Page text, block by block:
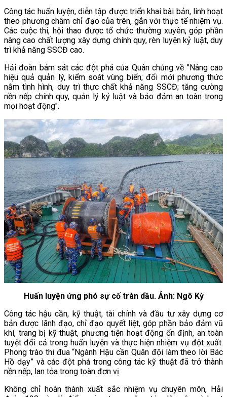
Công tác huấn luyện, diễn tập được triển khai bài bản, linh hoạt
theo phương châm chỉ đạo của trên, gắn với thực tế nhiệm vụ.
Các cuộc thi, hội thao được tổ chức thường xuyên, góp phần
nâng cao chất lượng xây dựng chính quy, rèn luyện kỷ luật, duy
trì khả năng SSCĐ cao.
Hải đoàn bám sát các đột phá của Quân chủng về "Nâng cao
hiệu quả quản lý, kiểm soát vùng biển; đổi mới phương thức
nắm tình hình, duy trì thực chất khả năng SSCĐ; tăng cường
nền nếp chính quy, quản lý kỷ luật và bảo đảm an toàn trong
mọi hoạt động".
Huấn luyện ứng phó sự cố tràn dầu. Ảnh: Ngô Kỳ
Công tác hậu cần, kỹ thuật, tài chính và đầu tư xây dựng cơ
bản được lãnh đạo, chỉ đạo quyết liệt, góp phần bảo đảm vũ
khí, trang bị kỹ thuật, phương tiện hoạt động ổn định, an toàn
tuyệt đối cả trong huấn luyện và thực hiện nhiệm vụ đột xuất.
Phong trào thi đua “Ngành Hậu cần Quân đội làm theo lời Bác
Hồ dạy” và các đột phá trong công tác kỹ thuật đã trở thành
nền nếp, lan tỏa trong toàn đơn vị.
Không chỉ hoàn thành xuất sắc nhiệm vụ chuyên môn, Hải